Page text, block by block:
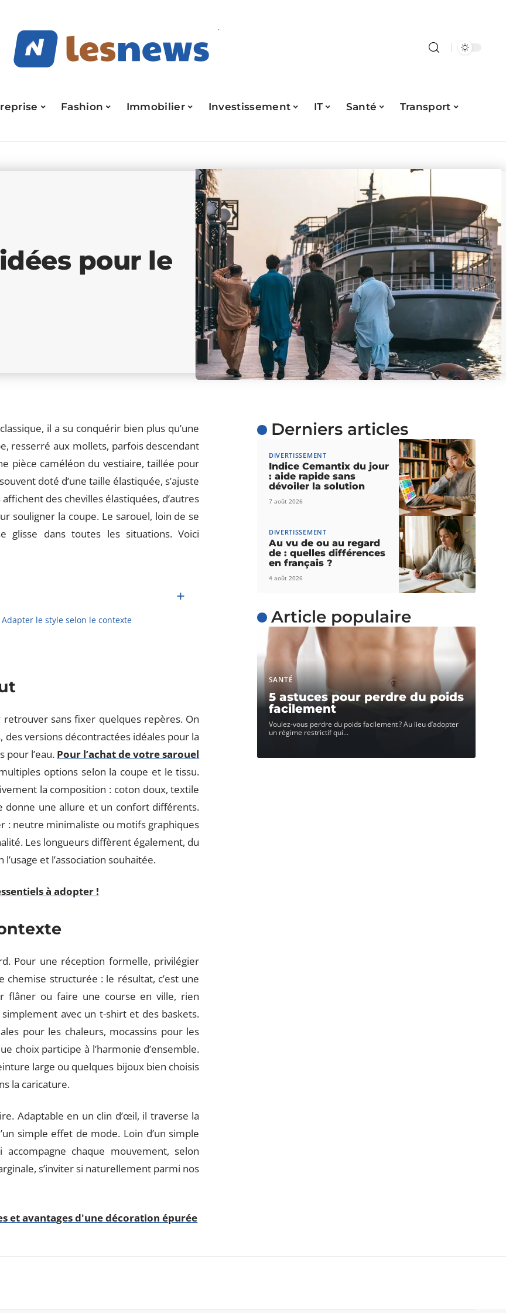
Fashion Immobilier Investissement IT Santé
Transport
pour le
il a su conquérir bien plus qu’une
resserré aux mollets, parfois descendant
pièce caméléon du vestiaire, taillée pour
doté d’une taille élastiquée, s’ajuste
des chevilles élastiquées, d’autres
souligner la coupe. Le sarouel, loin de se
glisse dans toutes les situations. Voici
Adapter le style selon le contexte
retrouver sans fixer quelques repères. On
versions décontractées idéales pour la
pour l’eau. Pour l’achat de votre sarouel
options selon la coupe et le tissu.
la composition : coton doux, textile
donne une allure et un confort différents.
: neutre minimaliste ou motifs graphiques
Les longueurs diffèrent également, du
et l’association souhaitée.
à adopter !
Pour une réception formelle, privilégier
structurée : le résultat, c’est une
flâner ou faire une course en ville, rien
avec un t-shirt et des baskets.
pour les chaleurs, mocassins pour les
choix participe à l’harmonie d’ensemble.
large ou quelques bijoux bien choisis
la caricature.
Adaptable en un clin d’œil, il traverse la
simple effet de mode. Loin d’un simple
chaque mouvement, selon
s’inviter si naturellement parmi nos
et avantages d'une décoration épurée
Derniers articles
DIVERTISSEMENT
Indice Cemantix du jour
: aide rapide sans
dévoiler la solution
7 août 2026
DIVERTISSEMENT
Au vu de ou au regard
de : quelles différences
en français ?
4 août 2026
Article populaire
SANTÉ
5 astuces pour perdre du poids
facilement
Voulez-vous perdre du poids facilement ? Au lieu d’adopter
un régime restrictif qui…